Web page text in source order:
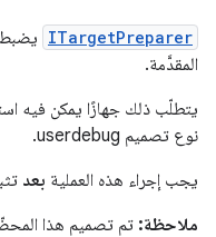
ITargetPreparer يضبط
المقدَّمة.
نوع تصميم userdebug.
يجب إجراء هذه العملية بعد
ملاحظة: تم تصميم هذا